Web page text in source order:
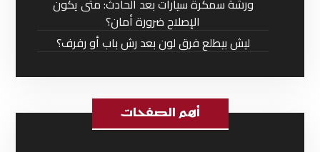
ورشة سمكرة سيارات بعد الحادث: متى يكون
الإصلاح ضرورة أمان؟
ليش بيطلع فرق لون بعد رش باب أو رفرف؟
أهم الصفحات